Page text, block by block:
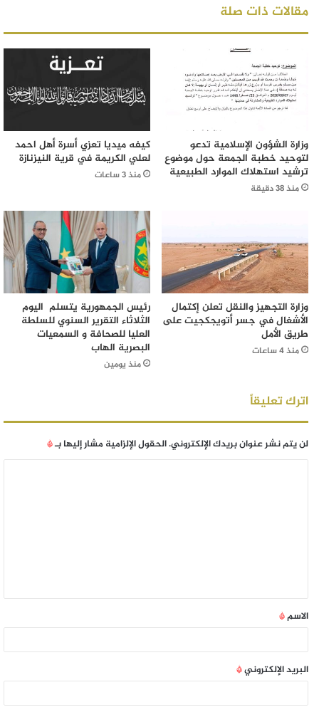
مقالات ذات صلة
وزارة الشؤون الإسلامية تدعو
لتوحيد خطبة الجمعة حول موضوع
ترشيد استهلاك الموارد الطبيعية
منذ 38 دقيقة
كيفه ميديا تعزي أسرة أهل احمد
لعلي الكريمة في قرية النيزنازة
منذ 3 ساعات
وزارة التجهيز والنقل تعلن إكتمال
الأشغال في جسر أتويجكجيت على
طريق الأمل
منذ 4 ساعات
رئيس الجمهورية يتسلم اليوم
الثلاثاء التقرير السنوي للسلطة
العليا للصحافة و السمعيات
البصرية الهاب
منذ يومين
اترك تعليقاً
لن يتم نشر عنوان بريدك الإلكتروني.الحقول الإلزامية مشار إليها بـ*
الاسم*
البريد الإلكتروني*